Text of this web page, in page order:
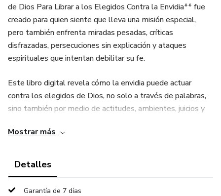
de Dios Para Librar a los Elegidos Contra la Envidia** fue
creado para quien siente que lleva una misión especial,
pero también enfrenta miradas pesadas, críticas
disfrazadas, persecuciones sin explicación y ataques
espirituales que intentan debilitar su fe.
Este libro digital revela cómo la envidia puede actuar
contra los elegidos de Dios, no solo a través de palabras,
sino también por medio de actitudes, ambientes, juicios y
por qué ciertas personas se incomodan con tu presencia,
fortalecerte espiritualmente para no ser sacudido por
Mostrar más
Detalles
Garantía de 7 días